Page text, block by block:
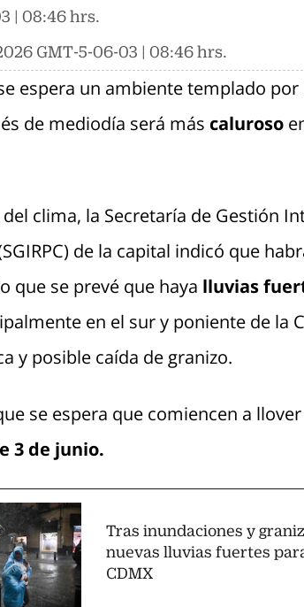
| 08:46 hrs.
GMT-5-06-03 | 08:46 hrs.
espera un ambiente templado por
de mediodía será más caluroso
clima, la Secretaría de Gestión
de la capital indicó que
que se prevé que haya lluvias
en el sur y poniente de la
y posible caída de granizo.
se espera que comiencen a
3 de junio.
Tras inundaciones y
nuevas lluvias fuertes
CDMX